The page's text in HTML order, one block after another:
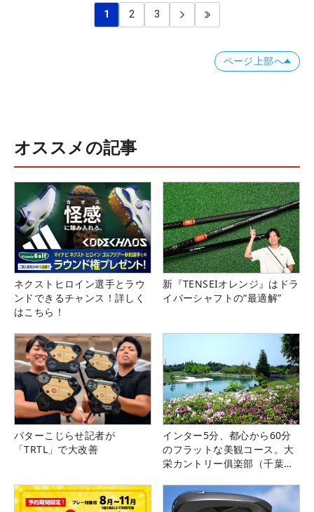
1 2 3
ページ上部へ
オススメの記事
ネクストヒロイン選手とラウ
ンドできるチャンス！詳しく
はこちら！
新『TENSEIオレンジ』はドラ
イバーシャフトの“最適解”
パターこじらせ記者が
「TRTL」で大改善
インター5分、都心から60分
のフラットな美観コース。大
栄カントリー俱楽部（千葉